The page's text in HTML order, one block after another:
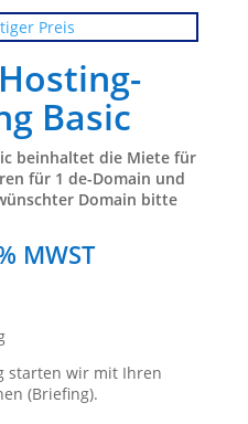
Basic
beinhaltet die Miete für
für 1 de-Domain und
Domain bitte
MWST
starten wir mit Ihren
(Briefing).